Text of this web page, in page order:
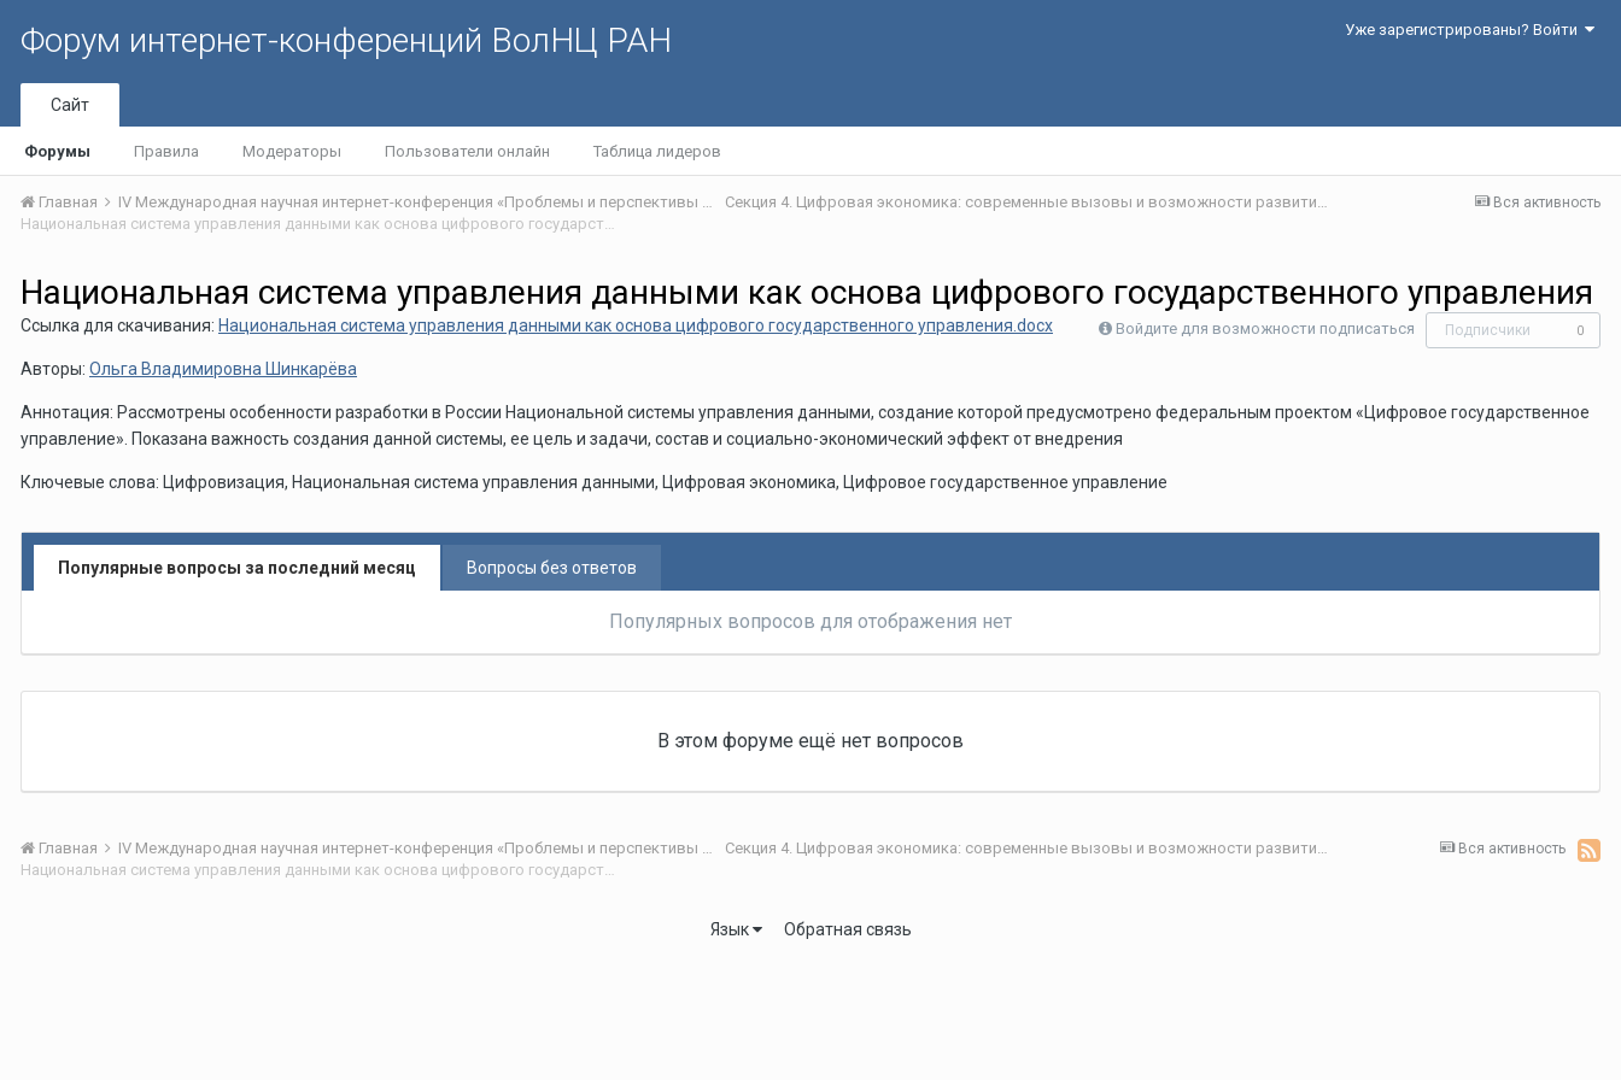
Форум интернет-конференций ВолНЦ РАН Уже зарегистрированы? Войти
Сайт
Форумы Правила Модераторы Пользователи онлайн Таблица лидеров
Вся активность
Главная IV Международная научная интернет-конференция «Проблемы и перспективы развития научно-технологического пространства»
Секция 4. Цифровая экономика: современные вызовы и возможности развития
Национальная система управления данными как основа цифрового государственного управления
Национальная система управления данными как основа цифрового государственного управления
Войдите для возможности подписаться Подписчики 0
Ссылка для скачивания: Национальная система управления данными как основа цифрового государственного управления.docx
Авторы: Ольга Владимировна Шинкарёва
Аннотация: Рассмотрены особенности разработки в России Национальной системы управления данными, создание которой предусмотрено федеральным проектом «Цифровое государственное
управление». Показана важность создания данной системы, ее цель и задачи, состав и социально-экономический эффект от внедрения
Ключевые слова: Цифровизация, Национальная система управления данными, Цифровая экономика, Цифровое государственное управление
Популярные вопросы за последний месяц Вопросы без ответов
Популярных вопросов для отображения нет
В этом форуме ещё нет вопросов
Вся активность
Главная IV Международная научная интернет-конференция «Проблемы и перспективы развития научно-технологического пространства»
Секция 4. Цифровая экономика: современные вызовы и возможности развития
Национальная система управления данными как основа цифрового государственного управления
Язык Обратная связь